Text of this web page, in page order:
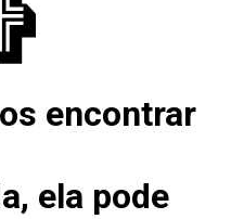
encontrar
ela pode